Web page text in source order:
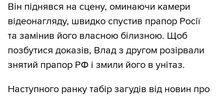
Він піднявся на сцену, оминаючи камери
відеонагляду, швидко спустив прапор Росії
та замінив його власною білизною. Щоб
позбутися доказів, Влад з другом розірвали
знятий прапор РФ і змили його в унітаз.
Наступного ранку табір загудів від новин про